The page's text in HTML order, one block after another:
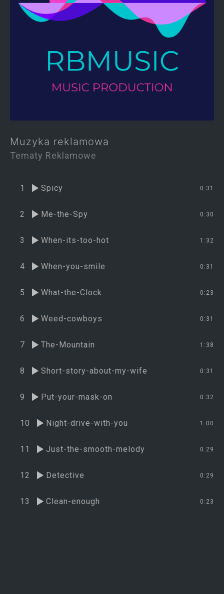
Muzyka reklamowa
Tematy Reklamowe
1 Spicy 0:31
2 Me-the-Spy 0:30
3 When-its-too-hot 1:32
4 When-you-smile 0:31
5 What-the-Clock 0:23
6 Weed-cowboys 0:31
7 The-Mountain 1:38
8 Short-story-about-my-wife 0:31
9 Put-your-mask-on 0:32
10 Night-drive-with-you 1:00
11 Just-the-smooth-melody 0:29
12 Detective 0:29
13 Clean-enough 0:23